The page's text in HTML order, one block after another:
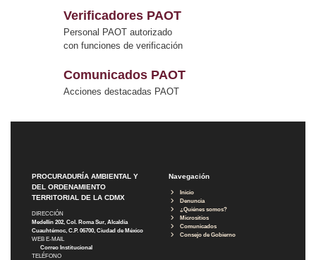
Verificadores PAOT
Personal PAOT autorizado
con funciones de verificación
Comunicados PAOT
Acciones destacadas PAOT
PROCURADURÍA AMBIENTAL Y
DEL ORDENAMIENTO
TERRITORIAL DE LA CDMX
DIRECCIÓN
Medellín 202, Col. Roma Sur, Alcaldía
Cuauhtémoc, C.P. 06700, Ciudad de México
WEB E-MAIL
Correo Institucional
TELÉFONO
Navegación
Inicio
Denuncia
¿Quiénes somos?
Micrositios
Comunicados
Consejo de Gobierno